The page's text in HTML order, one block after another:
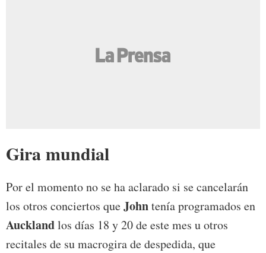
Gira mundial
Por el momento no se ha aclarado si se cancelarán
los otros conciertos queJohntenía programados en
Aucklandlos días 18 y 20 de este mes u otros
recitales de su macrogira de despedida, que